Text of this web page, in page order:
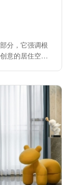
分，它强调根
意的居住空